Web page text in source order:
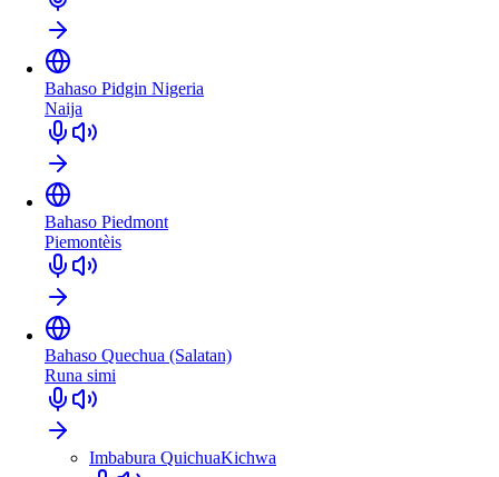
Bahaso Pidgin Nigeria
Naija
Bahaso Piedmont
Piemontèis
Bahaso Quechua (Salatan)
Runa simi
Imbabura QuichuaKichwa